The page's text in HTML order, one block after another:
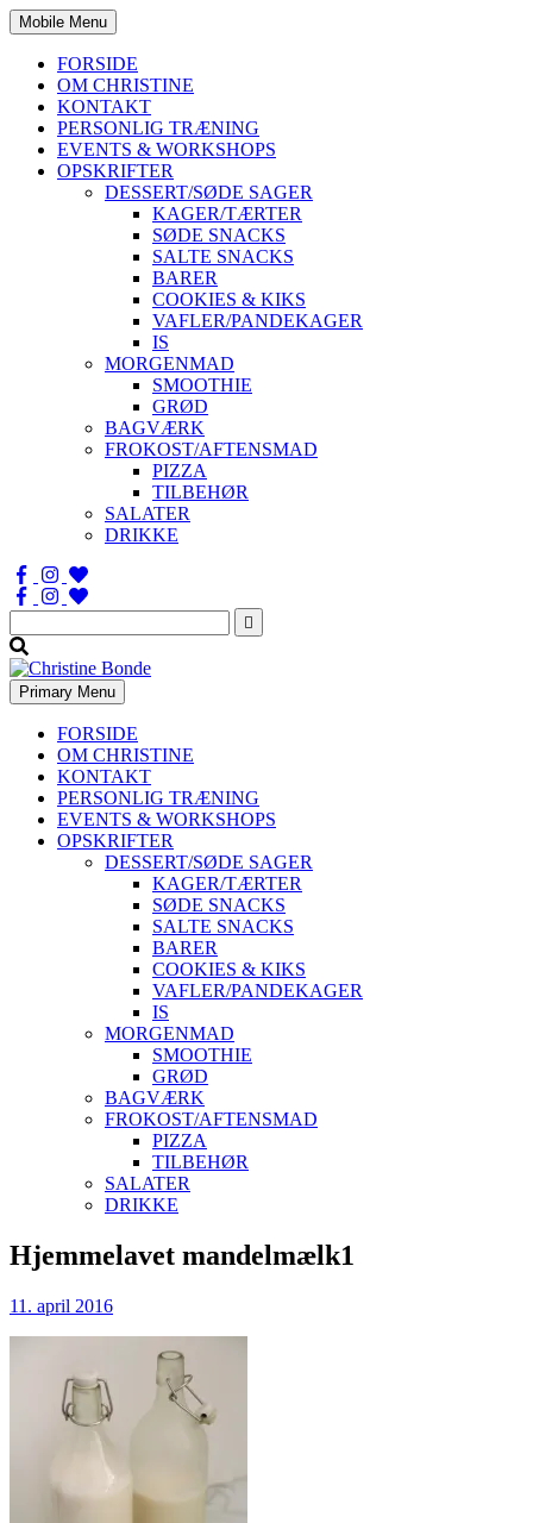
Mobile Menu
FORSIDE
OM CHRISTINE
KONTAKT
PERSONLIG TRÆNING
EVENTS & WORKSHOPS
OPSKRIFTER
DESSERT/SØDE SAGER
KAGER/TÆRTER
SØDE SNACKS
SALTE SNACKS
BARER
COOKIES & KIKS
VAFLER/PANDEKAGER
IS
MORGENMAD
SMOOTHIE
GRØD
BAGVÆRK
FROKOST/AFTENSMAD
PIZZA
TILBEHØR
SALATER
DRIKKE
Søg
efter:
Primary Menu
FORSIDE
OM CHRISTINE
KONTAKT
PERSONLIG TRÆNING
EVENTS & WORKSHOPS
OPSKRIFTER
DESSERT/SØDE SAGER
KAGER/TÆRTER
SØDE SNACKS
SALTE SNACKS
BARER
COOKIES & KIKS
VAFLER/PANDEKAGER
IS
MORGENMAD
SMOOTHIE
GRØD
BAGVÆRK
FROKOST/AFTENSMAD
PIZZA
TILBEHØR
SALATER
DRIKKE
Skip
to
Hjemmelavet mandelmælk1
11. april 2016